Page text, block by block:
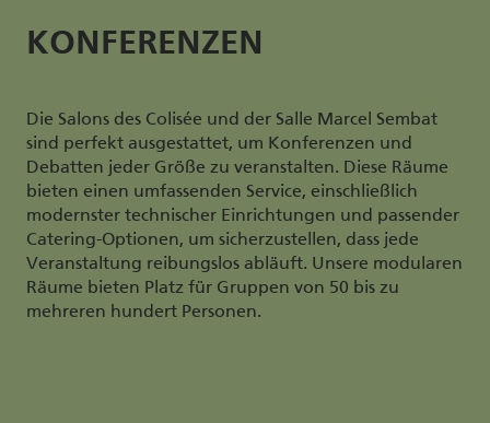
KONFERENZEN
Die Salons des Colisée und der Salle Marcel Sembat
sind perfekt ausgestattet, um Konferenzen und
Debatten jeder Größe zu veranstalten. Diese Räume
bieten einen umfassenden Service, einschließlich
modernster technischer Einrichtungen und passender
Catering-Optionen, um sicherzustellen, dass jede
Veranstaltung reibungslos abläuft. Unsere modularen
Räume bieten Platz für Gruppen von 50 bis zu
mehreren hundert Personen.